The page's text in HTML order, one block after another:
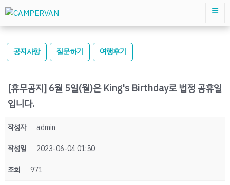
공지사항 질문하기 여행후기
[휴무공지] 6월 5일(월)은 King's Birthday로 법정 공휴일
입니다.
작성자
admin
작성일
2023-06-04 01:50
조회
971